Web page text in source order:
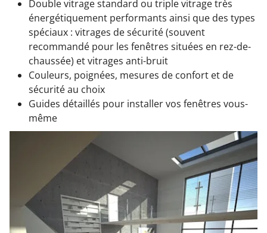
Double vitrage standard ou triple vitrage très
énergétiquement performants ainsi que des types
spéciaux : vitrages de sécurité (souvent
recommandé pour les fenêtres situées en rez-de-
chaussée) et vitrages anti-bruit
Couleurs, poignées, mesures de confort et de
sécurité au choix
Guides détaillés pour installer vos fenêtres vous-
même